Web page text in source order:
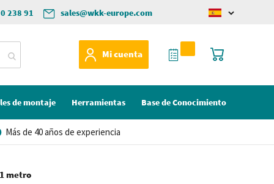
sales@wkk-europe.com
238 91
Change
Mi cuenta
Mi cesta
Mi Cotización
de montaje Herramientas Base de Conocimiento
Más de 40 años de experiencia
metro